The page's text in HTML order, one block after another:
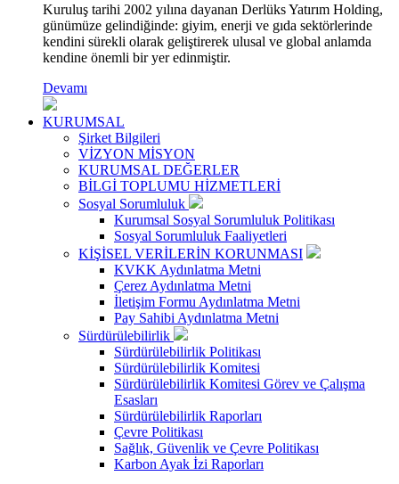
Kuruluş tarihi 2002 yılına dayanan Derlüks Yatırım Holding,
günümüze gelindiğinde: giyim, enerji ve gıda sektörlerinde
kendini sürekli olarak geliştirerek ulusal ve global anlamda
kendine önemli bir yer edinmiştir.
Devamı
KURUMSAL
Şirket Bilgileri
VİZYON MİSYON
KURUMSAL DEĞERLER
BİLGİ TOPLUMU HİZMETLERİ
Sosyal Sorumluluk
Kurumsal Sosyal Sorumluluk Politikası
Sosyal Sorumluluk Faaliyetleri
KİŞİSEL VERİLERİN KORUNMASI
KVKK Aydınlatma Metni
Çerez Aydınlatma Metni
İletişim Formu Aydınlatma Metni
Pay Sahibi Aydınlatma Metni
Sürdürülebilirlik
Sürdürülebilirlik Politikası
Sürdürülebilirlik Komitesi
Sürdürülebilirlik Komitesi Görev ve Çalışma
Esasları
Sürdürülebilirlik Raporları
Çevre Politikası
Sağlık, Güvenlik ve Çevre Politikası
Karbon Ayak İzi Raporları